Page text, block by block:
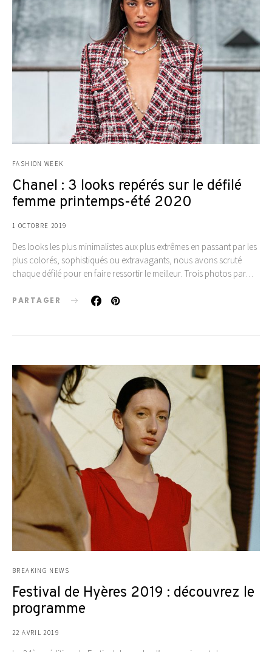
FASHION WEEK
Chanel : 3 looks repérés sur le défilé
femme printemps-été 2020
1 OCTOBRE 2019
Des looks les plus minimalistes aux plus extrêmes en passant par les
plus colorés, sophistiqués ou extravagants, nous avons scruté
chaque défilé pour en faire ressortir le meilleur. Trois photos par…
PARTAGER
BREAKING NEWS
Festival de Hyères 2019 : découvrez le
programme
22 AVRIL 2019